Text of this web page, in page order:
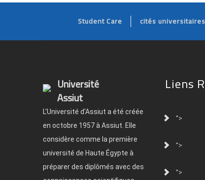
Student Care cités universitaires
Université
Assiut
L'Université d'Assiut a été créée
en octobre 1957 à Assiut. Elle
considère comme la première
université de Haute Égypte à
préparer des diplômés avec des
Liens
">
">
">